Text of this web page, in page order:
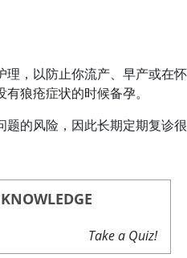
理，以防止你流产、早产或在怀
狼疮症状的时候备孕。
的风险，因此长期定期复诊很
Take a Quiz!